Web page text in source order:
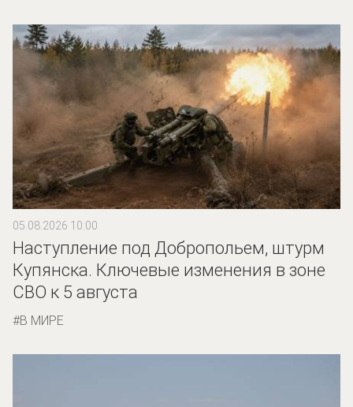
05.08.2026 10:00
Наступление под Добропольем, штурм
Купянска. Ключевые изменения в зоне
СВО к 5 августа
В МИРЕ